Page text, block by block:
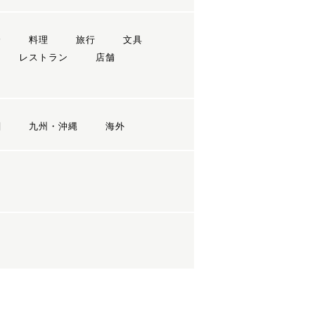
料理 旅行
文具
レストラン
店舗
九州・沖縄 海外